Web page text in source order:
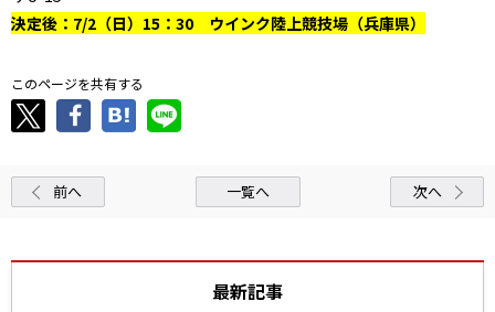
決定後：7/2（日）15：30 ウインク陸上競技場（兵庫県）
このページを共有する
前へ 一覧へ 次へ
最新記事